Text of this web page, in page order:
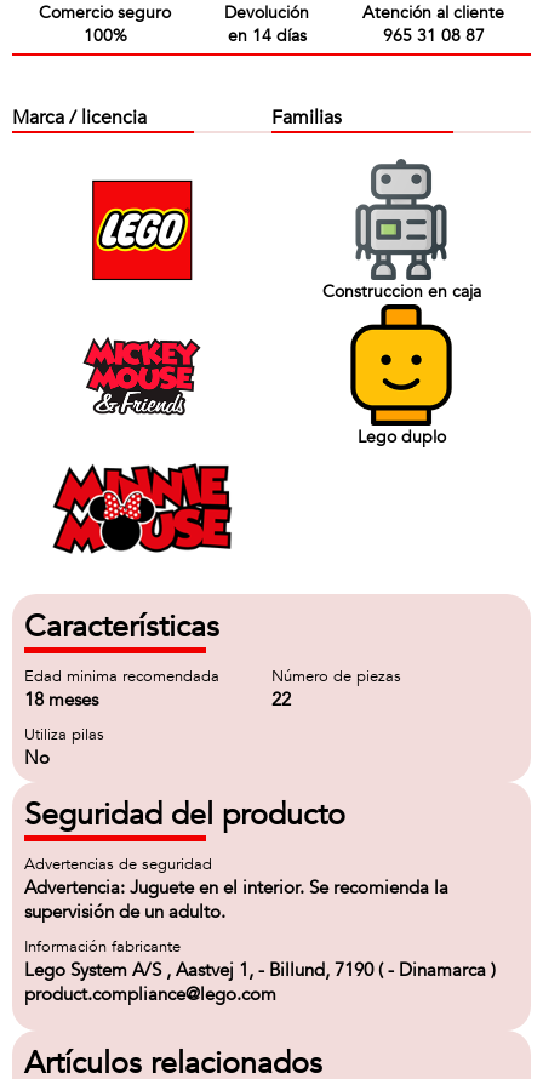
Comercio seguro
100%
Devolución
en 14 días
Atención al cliente
965 31 08 87
Marca / licencia Familias
Construccion en caja
Lego duplo
Características
Edad minima recomendada
18 meses
Número de piezas
22
Utiliza pilas
No
Seguridad del producto
Advertencias de seguridad
Advertencia: Juguete en el interior. Se recomienda la
supervisión de un adulto.
Información fabricante
Lego System A/S , Aastvej 1, - Billund, 7190 ( - Dinamarca )
product.compliance@lego.com
Artículos relacionados